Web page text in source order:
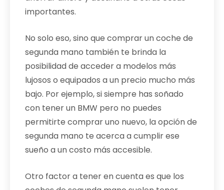
importantes.
No solo eso, sino que comprar un coche de
segunda mano también te brinda la
posibilidad de acceder a modelos más
lujosos o equipados a un precio mucho más
bajo. Por ejemplo, si siempre has soñado
con tener un BMW pero no puedes
permitirte comprar uno nuevo, la opción de
segunda mano te acerca a cumplir ese
sueño a un costo más accesible.
Otro factor a tener en cuenta es que los